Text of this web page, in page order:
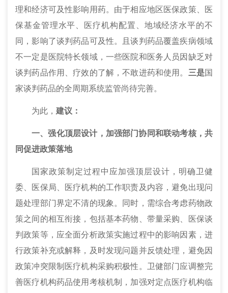
理和经济可及性影响用药。由于相应地区医保政策、医
保基金管理水平、医疗机构配置、地域经济水平的不
同，影响了谈判药品可及性。且谈判药品覆盖疾病领域
不一定是医院特长领域，一些医院和医务人员因缺乏对
谈判药品作用、疗效的了解，不敢进药和使用。 三是国
家谈判药品的全周期系统监管尚待完善。
为此， 建议：
一、强化顶层设计， 加强部门协同和联动考核，共
同促进政策落地
国家政策制定过程中应加强顶层设计，明确卫健
委、医保局、医疗机构的工作职责及内容，避免出现问
题处理部门界定不清的现象。同时，需综合考虑药物政
策之间的相互衔接，包括基本药物、带量采购、医保谈
判政策等，应全面分析政策实施过程中的影响因素，进
行政策补充或解释，及时发现问题并反馈处理，避免因
政策冲突限制医疗机构采购积极性。卫健部门应调整完
善医疗机构药品使用考核机制，加强对定点医疗机构临